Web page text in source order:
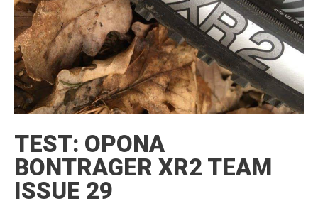
TEST: OPONA
BONTRAGER XR2 TEAM
ISSUE 29